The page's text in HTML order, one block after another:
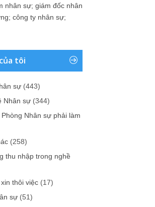
nhân sự; giám đốc nhân
; công ty nhân sự;
tôi
sự (443)
Nhân sự (344)
Nhân sự phải làm
(258)
thu nhập trong nghề
thôi việc (17)
sự (51)